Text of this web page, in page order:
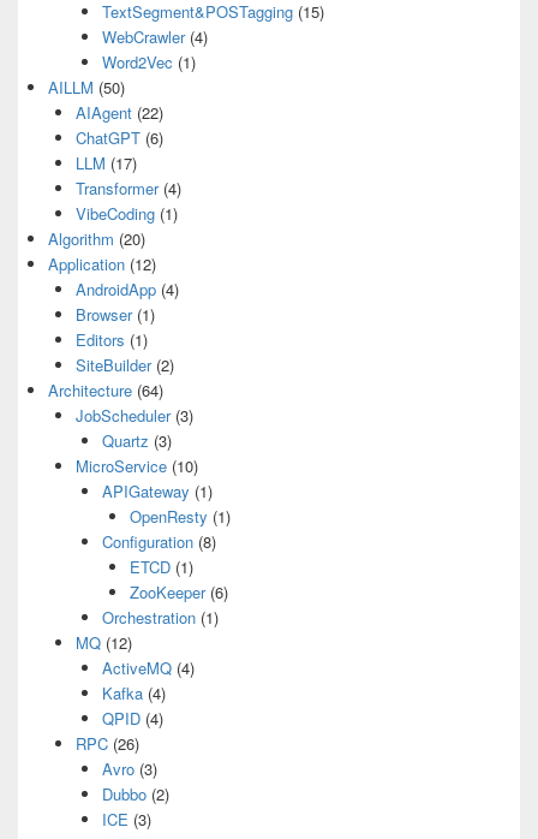
TextSegment&POSTagging (15)
WebCrawler(4)
Word2Vec (1)
AILLM (50)
AIAgent(22)
ChatGPT(6)
LLM (17)
Transformer(4)
VibeCoding(1)
Algorithm (20)
Application (12)
AndroidApp(4)
Browser(1)
Editors (1)
SiteBuilder(2)
Architecture (64)
JobScheduler(3)
Quartz (3)
MicroService(10)
APIGateway (1)
OpenResty (1)
Configuration (8)
ETCD(1)
ZooKeeper(6)
Orchestration (1)
MQ(12)
ActiveMQ (4)
Kafka (4)
QPID (4)
RPC(26)
Avro (3)
Dubbo (2)
ICE (3)